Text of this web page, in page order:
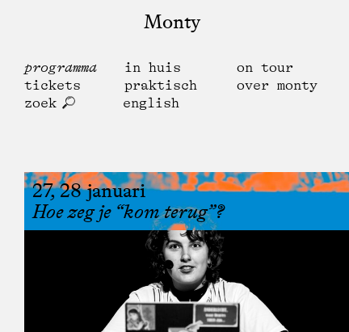
Monty
programma in huis
on tour
tickets
praktisch
over monty
zoek
english
27, 28 januari
Hoe zeg je “kom terug”?